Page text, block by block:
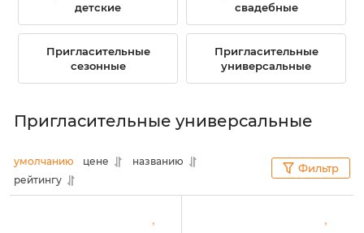
детские
свадебные
Пригласительные
сезонные
Пригласительные
универсальные
Пригласительные универсальные
умолчанию цене
названию
рейтингу
Фильтр